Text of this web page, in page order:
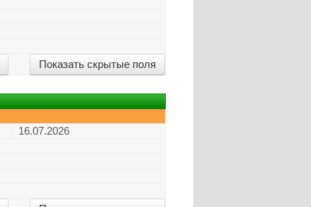
Показать скрытые поля
16.07.2026